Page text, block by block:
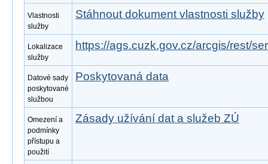
Vlastnosti
služby
Stáhnout dokument vlastnosti služby
Lokalizace
služby
https://ags.cuzk.gov.cz/arcgis/rest/
Datové sady
poskytované
službou
Poskytovaná data
Omezení a
podmínky
přístupu a
použití
Zásady užívání dat a služeb ZÚ